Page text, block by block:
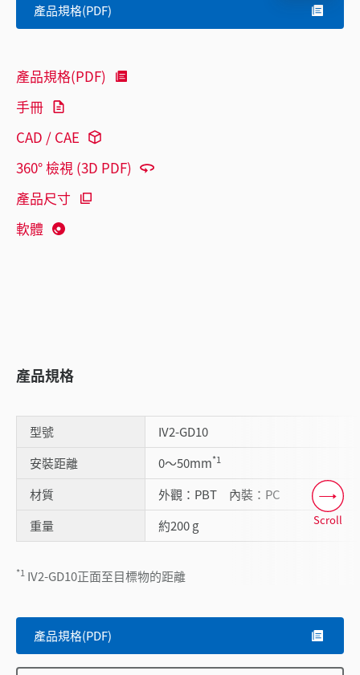
產品規格(PDF)
產品規格(PDF)
手冊
CAD / CAE
360° 檢視 (3D PDF)
產品尺寸
軟體
產品規格
型號
IV2-GD10
安裝距離
0～50mm*1
材質
外觀：PBT 內裝：PC
重量
約200 g
*1 IV2-GD10正面至目標物的距離
Scroll
產品規格(PDF)